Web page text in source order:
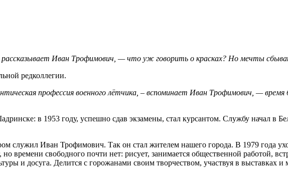
Иван Трофимович, — что уж говорить о красках? Но мечты
редколлегии.
профессия военного лётчика, – вспоминает Иван Трофимович, — время
в 1953 году, успешно сдав экзамены, стал курсантом. Службу начал в
служил Иван Трофимович. Так он стал жителем нашего города. В 1979 года
времени свободного почти нет: рисует, занимается общественной работой,
и досуга. Делится с горожанами своим творчеством, участвуя в выставках и